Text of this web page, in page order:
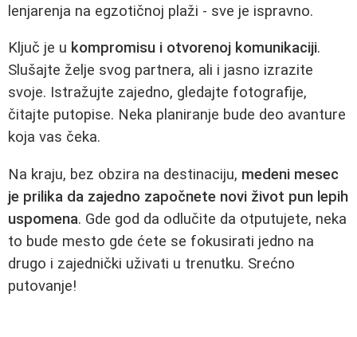
lenjarenja na egzotičnoj plaži - sve je ispravno.
Ključ je u kompromisu i otvorenoj komunikaciji.
Slušajte želje svog partnera, ali i jasno izrazite
svoje. Istražujte zajedno, gledajte fotografije,
čitajte putopise. Neka planiranje bude deo avanture
koja vas čeka.
Na kraju, bez obzira na destinaciju, medeni mesec
je prilika da zajedno započnete novi život pun lepih
uspomena. Gde god da odlučite da otputujete, neka
to bude mesto gde ćete se fokusirati jedno na
drugo i zajednički uživati u trenutku. Srećno
putovanje!